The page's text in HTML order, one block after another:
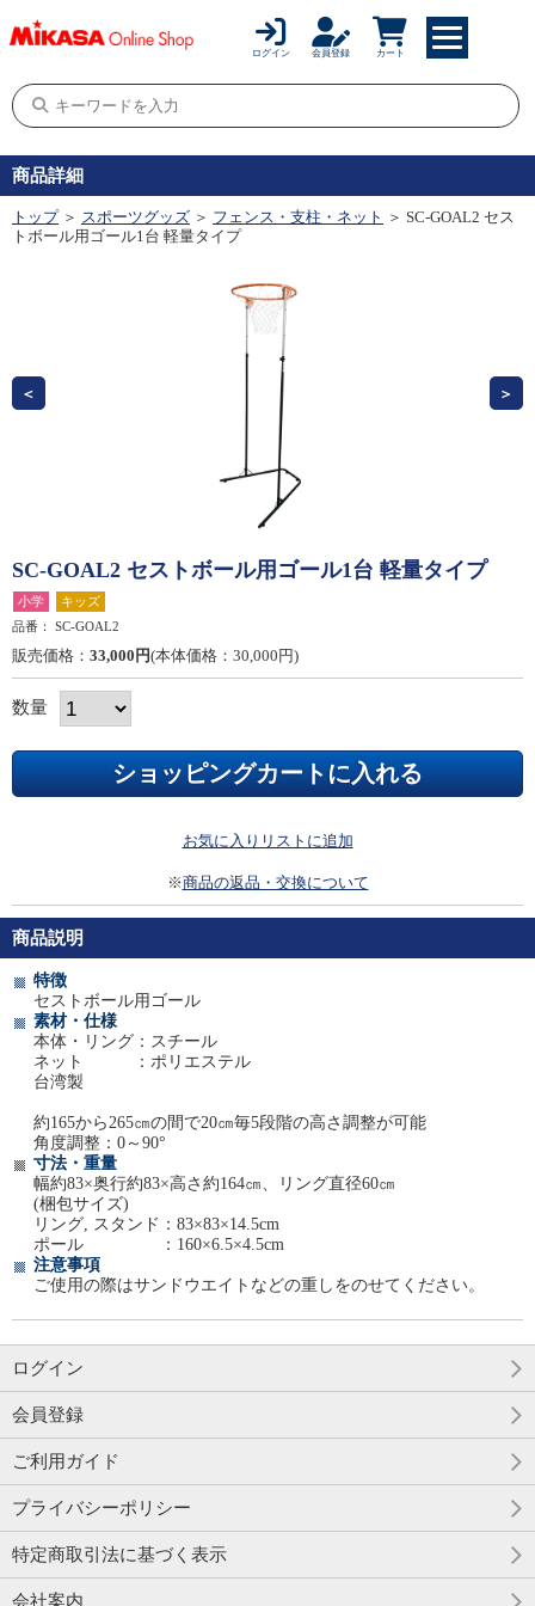
ログイン 会員登録 カート
商品詳細
トップ ＞ スポーツグッズ ＞ フェンス・支柱・ネット ＞ SC-GOAL2 セス
トボール用ゴール1台 軽量タイプ
SC-GOAL2 セストボール用ゴール1台 軽量タイプ
小学
キッズ
品番：
SC-GOAL2
販売価格： 33,000円(本体価格：30,000円)
数量
お気に入りリストに追加
※商品の返品・交換について
商品説明
特徴
セストボール用ゴール
素材・仕様
本体・リング：スチール
ネット ：ポリエステル
台湾製
約165から265㎝の間で20㎝毎5段階の高さ調整が可能
角度調整：0～90°
寸法・重量
幅約83×奥行約83×高さ約164㎝、リング直径60㎝
(梱包サイズ)
リング, スタンド：83×83×14.5cm
ポール ：160×6.5×4.5cm
注意事項
ご使用の際はサンドウエイトなどの重しをのせてください。
ログイン
会員登録
ご利用ガイド
プライバシーポリシー
特定商取引法に基づく表示
会社案内